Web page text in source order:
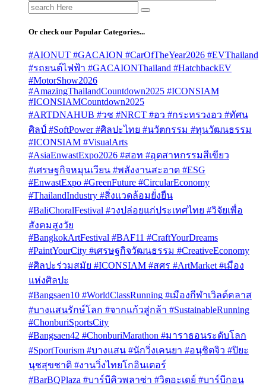
Search
for:
Or check our Popular Categories...
#AIONUT #GACAION #CarOfTheYear2026 #EVThailand
#รถยนต์ไฟฟ้า #GACAIONThailand #HatchbackEV
#MotorShow2026
#AmazingThailandCountdown2025 #ICONSIAM
#ICONSIAMCountdown2025
#ARTDNAHUB #วช #NRCT #อว #กระทรวงอว #ทัศน
ศิลป์ #SoftPower #ศิลปะไทย #นวัตกรรม #ทุนวัฒนธรรม
#ICONSIAM #VisualArts
#AsiaEnwastExpo2026 #สอท #อุตสาหกรรมสีเขียว
#เศรษฐกิจหมุนเวียน #พลังงานสะอาด #ESG
#EnwastExpo #GreenFuture #CircularEconomy
#ThailandIndustry #สิ่งแวดล้อมยั่งยืน
#BaliChoralFestival #วงปล่อยแก่ประเทศไทย #วิจัยเพื่อ
สังคมสูงวัย
#BangkokArtFestival #BAF11 #CraftYourDreams
#PaintYourCity #เศรษฐกิจวัฒนธรรม #CreativeEconomy
#ศิลปะร่วมสมัย #ICONSIAM #สศร #ArtMarket #เมือง
แห่งศิลปะ
#Bangsaen10 #WorldClassRunning #เมืองกีฬาเวิลด์คลาส
#บางแสนรักษ์โลก #จากแก้วสู่กล้า #SustainableRunning
#ChonburiSportsCity
#Bangsaen42 #ChonburiMarathon #มาราธอนระดับโลก
#SportTourism #บางแสน #นักวิ่งเคนยา #อนุชิตจิว #ปิยะ
นุชสุขชาติ #งานวิ่งไทยโกอินเตอร์
#BarBQPlaza #บาร์บีคิวพลาซ่า #วิตอะเดย์ #บาร์บีกอน